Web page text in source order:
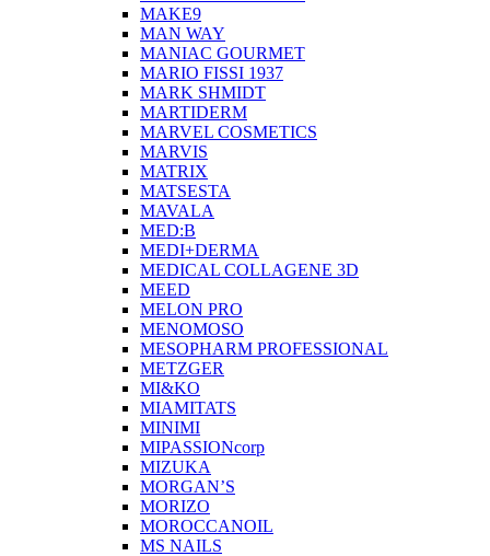
MAKE9
MAN WAY
MANIAC GOURMET
MARIO FISSI 1937
MARK SHMIDT
MARTIDERM
MARVEL COSMETICS
MARVIS
MATRIX
MATSESTA
MAVALA
MED:B
MEDI+DERMA
MEDICAL COLLAGENE 3D
MEED
MELON PRO
MENOMOSO
MESOPHARM PROFESSIONAL
METZGER
MI&KO
MIAMITATS
MINIMI
MIPASSIONcorp
MIZUKA
MORGAN’S
MORIZO
MOROCCANOIL
MS NAILS